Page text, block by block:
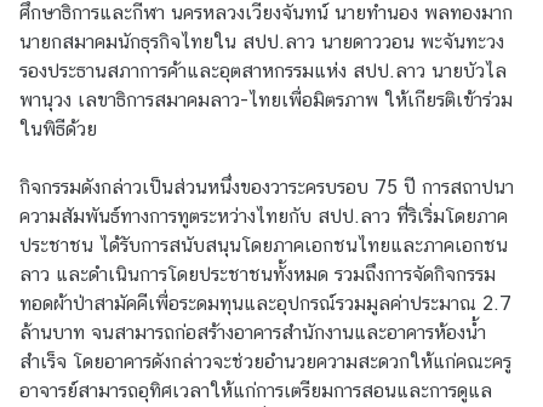
ข่
า
ว
แ
ะ
กิ
จ
ก
ร
ร
ม
ศึกษาธิการและกีฬา นครหลวงเวียงจันทน์ นายทำนอง พลทองมาก
นายกสมาคมนักธุรกิจไทยใน สปป.ลาว นายดาววอน พะจันทะวง
รองประธานสภาการค้าและอุตสาหกรรมแห่ง สปป.ลาว นายบัวไล
พานุวง เลขาธิการสมาคมลาว-ไทยเพื่อมิตรภาพ ให้เกียรติเข้าร่วม
ในพิธีด้วย
กิจกรรมดังกล่าวเป็นส่วนหนึ่งของวาระครบรอบ 75 ปี การสถาปนา
ความสัมพันธ์ทางการทูตระหว่างไทยกับ สปป.ลาว ที่ริเริ่มโดยภาค
ประชาชน ได้รับการสนับสนุนโดยภาคเอกชนไทยและภาคเอกชน
ลาว และดำเนินการโดยประชาชนทั้งหมด รวมถึงการจัดกิจกรรม
ทอดผ้าป่าสามัคคีเพื่อระดมทุนและอุปกรณ์รวมมูลค่าประมาณ 2.7
ล้านบาท จนสามารถก่อสร้างอาคารสำนักงานและอาคารห้องน้ำ
สำเร็จ โดยอาคารดังกล่าวจะช่วยอำนวยความสะดวกให้แก่คณะครู
อาจารย์สามารถอุทิศเวลาให้แก่การเตรียมการสอนและการดูแล